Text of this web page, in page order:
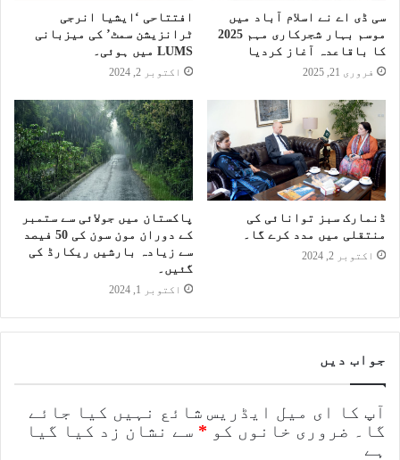
سی ڈی اے نے اسلام آباد میں
موسم بہار شجرکاری مہم 2025
کا باقاعدہ آغاز کردیا
فروری 21, 2025
افتتاحی ‘ایشیا انرجی
ٹرانزیشن سمٹ’ کی میزبانی
LUMS میں ہوئی۔
اکتوبر 2, 2024
ڈنمارک سبز توانائی کی
منتقلی میں مدد کرے گا۔
اکتوبر 2, 2024
پاکستان میں جولائی سے ستمبر
کے دوران مون سون کی 50 فیصد
سے زیادہ بارشیں ریکارڈ کی
گئیں۔
اکتوبر 1, 2024
جواب دیں
آپ کا ای میل ایڈریس شائع نہیں کیا جائے
گا۔
ضروری خانوں کو * سے نشان زد کیا گیا
ہے